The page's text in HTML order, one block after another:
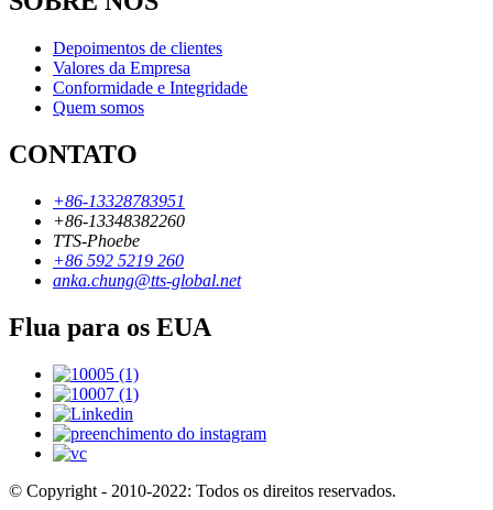
Depoimentos de clientes
Valores da Empresa
Conformidade e Integridade
Quem somos
CONTATO
+86-13328783951
+86-13348382260
TTS-Phoebe
+86 592 5219 260
anka.chung@tts-global.net
Flua para os EUA
© Copyright - 2010-2022: Todos os direitos reservados.